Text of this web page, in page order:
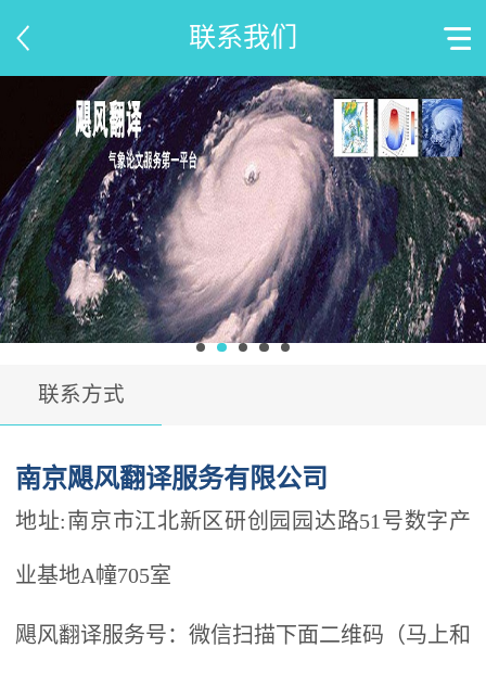
联系我们
联系方式
南京飓风翻译服务有限公司
地址:南京市江北新区研创园园达路51号数字产
业基地A幢705室
飓风翻译服务号：微信扫描下面二维码（马上和